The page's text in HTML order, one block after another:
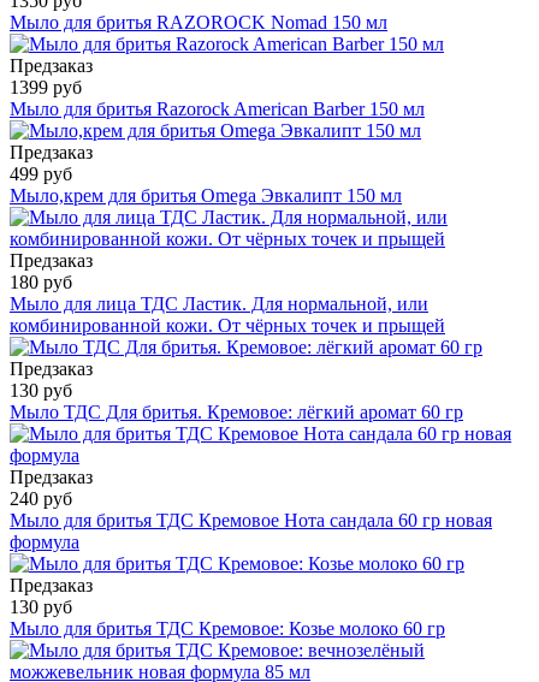
Мыло для бритья RAZOROCK Nomad 150 мл
Предзаказ
1399 руб
Мыло для бритья Razorock American Barber 150 мл
Предзаказ
499 руб
Мыло,крем для бритья Omega Эвкалипт 150 мл
Предзаказ
180 руб
Мыло для лица ТДС Ластик. Для нормальной, или
комбинированной кожи. От чёрных точек и прыщей
Предзаказ
130 руб
Мыло ТДС Для бритья. Кремовое: лёгкий аромат 60 гр
Предзаказ
240 руб
Мыло для бритья ТДС Кремовое Нота сандала 60 гр новая
формула
Предзаказ
130 руб
Мыло для бритья ТДС Кремовое: Козье молоко 60 гр